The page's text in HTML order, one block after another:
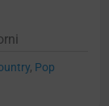
, Pop